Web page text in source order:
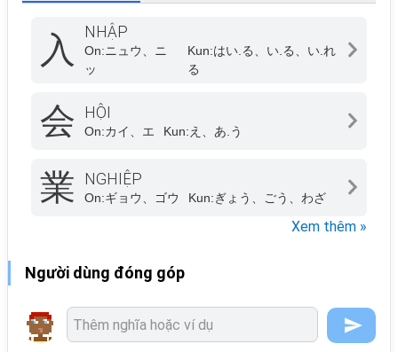
入 NHẬP
On:ニュウ、ニ
ッ
Kun:はい.る、い.る、い.れ
る
会 HỘI
On:カイ、エ Kun:え、あ.う
業 NGHIỆP
On:ギョウ、ゴウ Kun:ぎょう、ごう、わざ
Xem thêm »
Người dùng đóng góp